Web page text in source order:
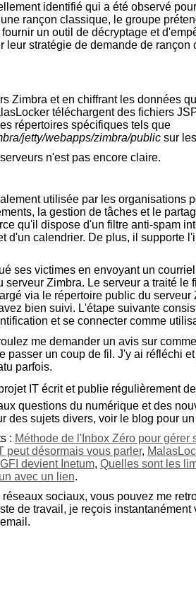
identifié qui a été observé
rançon classique, le groupe
un outil de décryptage et
stratégie de demande de rançon
Zimbra et en chiffrant les données
téléchargent des fichiers
répertoires spécifiques tels que
jetty/webapps/zimbra/publicsur
n'est pas encore claire.
utilisée par les organisations
la gestion de tâches et le
qu'il dispose d'un filtre anti-spam
d'un calendrier. De plus, il supporte
ses victimes en envoyant un
Zimbra. Le serveur a traité le
via le répertoire public du serveur
bien suivi. L'étape suivante
et se connecter comme
me demander un avis sur
passer un coup de fil. J'y ai réfléchi
parfois.
IT écrit et publie régulièrement
questions du numérique et des
des sujets divers, voir le blog pour
: Méthode de l'Inbox Zéro pour gérer
peut désormais vous parler,
GFI devient Inetum, Quelles sont les
avec un lien.
sociaux, vous pouvez me
de travail, je reçois instantanément